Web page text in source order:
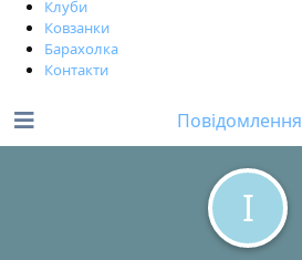
Клуби
Ковзанки
Барахолка
Контакти
I
Повідомлення